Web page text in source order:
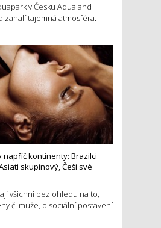
v Česku Aqualand
zahalí tajemná atmosféra.
napříč kontinenty: Brazilci
skupinový, Češi své
všichni bez ohledu na to,
či muže, o sociální postavení